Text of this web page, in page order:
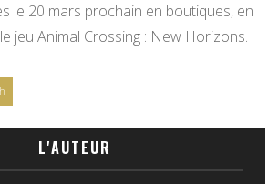
le 20 mars prochain en boutiques, en
jeu Animal Crossing : New Horizons.
L'AUTEUR